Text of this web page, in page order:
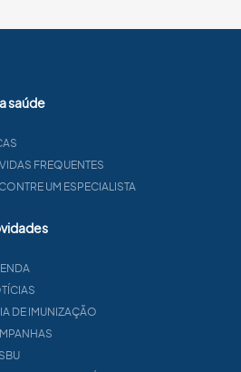
saúde
FREQUENTES
UM ESPECIALISTA
DE IMUNIZAÇÃO